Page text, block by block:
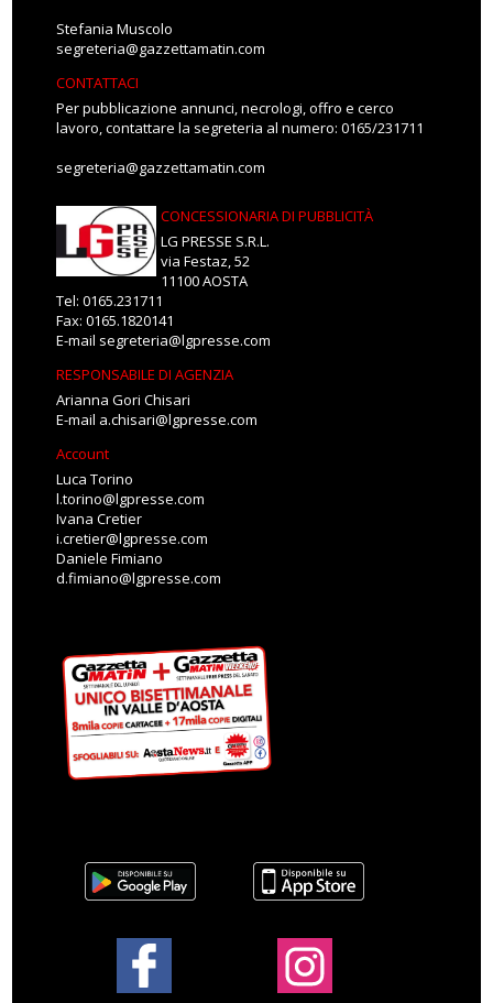
Stefania Muscolo
segreteria@gazzettamatin.com
CONTATTACI
Per pubblicazione annunci, necrologi, offro e cerco
lavoro, contattare la segreteria al numero: 0165/231711
segreteria@gazzettamatin.com
CONCESSIONARIA DI PUBBLICITÀ
LG PRESSE S.R.L.
via Festaz, 52
11100 AOSTA
Tel: 0165.231711
Fax: 0165.1820141
E-mail segreteria@lgpresse.com
RESPONSABILE DI AGENZIA
Arianna Gori Chisari
E-mail a.chisari@lgpresse.com
Account
Luca Torino
l.torino@lgpresse.com
Ivana Cretier
i.cretier@lgpresse.com
Daniele Fimiano
d.fimiano@lgpresse.com